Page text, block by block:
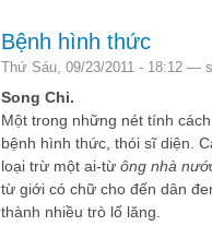
Bệnh hình thức
Thứ Sáu, 09/23/2011 - 18:12 —
Song Chi.
Một trong những nét tính
bệnh hình thức, thói sĩ diện.
loại trừ một ai-từ ông nhà
từ giới có chữ cho đến dân
thành nhiều trò lố lăng.